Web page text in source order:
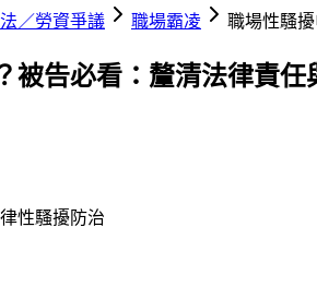
／勞資爭議 職場霸凌 職場性騷
被告必看：釐清法律責任
性騷擾防治